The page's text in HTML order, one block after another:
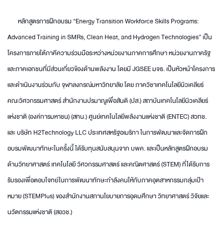
หลักสูตรการฝึกอบรม “Energy Transition Workforce Skills Programs:
Advanced Training in SMRs, Clean Heat, and Hydrogen Technologies” เป็น
โครงการภายใต้ภาคีความร่วมมือระหว่างหน่วยงานภาคการศึกษา หน่วยงานภาครัฐ
และภาคเอกชนที่มีส่วนเกี่ยวข้องด้านพลังงาน โดยมี JGSEE มจธ. เป็นหัวหน้าโครงการ
และดำเนินงานร่วมกับ จุฬาลงกรณ์มหาวิทยาลัย โดย ภาควิชาเทคโนโลยีนิวเคลียร์
คณะวิศวกรรมศาสตร์ สำนักงานปรมาณูเพื่อสันติ (ปส.) สถาบันเทคโนโลยีนิวเคลียร์
แห่งชาติ (องค์การมหาชน) (สทน.) ศูนย์เทคโนโลยีพลังงานแห่งชาติ (ENTEC) สวทช.
และ บริษัท H2Technology LLC ประเทศสหรัฐอเมริกา ในการพัฒนาและจัดการฝึก
อบรมพัฒนาทักษะในครั้งนี้ ได้รับทุนสนับสนุนจาก บพค. และเป็นหลักสูตรฝึกอบรม
ด้านวิทยาศาสตร์ เทคโนโลยี วิศวกรรมศาสตร์ และคณิตศาสตร์ (STEM) ที่ได้รับการ
รับรองเพื่อตอบโจทย์ในการพัฒนาทักษะกำลังคนให้กับภาคอุตสาหกรรมกลุ่มเป้า
หมาย (STEMPlus) ของสำนักงานสภานโยบายการอุดมศึกษา วิทยาศาสตร์ วิจัยและ
นวัตกรรมแห่งชาติ (สอวช.)